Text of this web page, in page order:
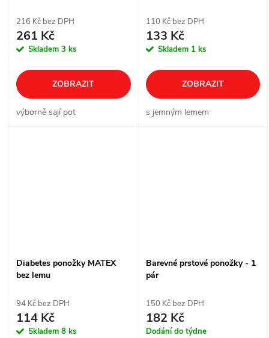
216 Kč bez DPH
261 Kč
Skladem 3 ks
ZOBRAZIT
výborně sají pot
110 Kč bez DPH
133 Kč
Skladem 1 ks
ZOBRAZIT
s jemným lemem
Diabetes ponožky MATEX
bez lemu
94 Kč bez DPH
114 Kč
Skladem 8 ks
Barevné prstové ponožky - 1
pár
150 Kč bez DPH
182 Kč
Dodání do týdne